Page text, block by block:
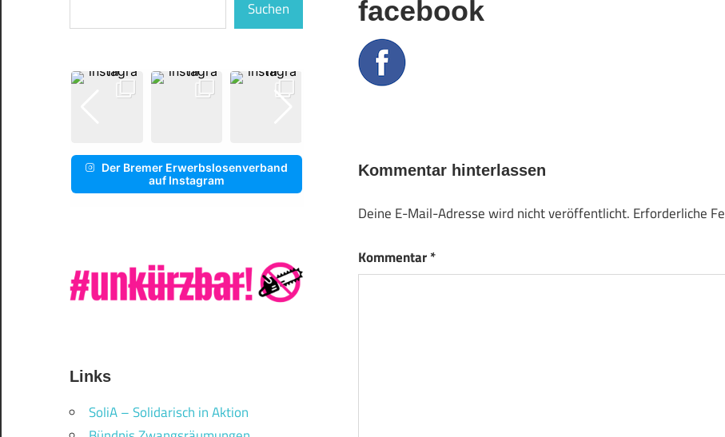
facebook
Kommentar hinterlassen
Deine E-Mail-Adresse wird nicht veröffentlicht. Erforderliche
Kommentar*
Suchen
Der Bremer Erwerbslosenverband
auf Instagram
Links
SoliA – Solidarisch in Aktion